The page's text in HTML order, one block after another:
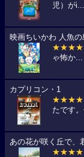
児）がi...
映画ちいかわ 人魚の
★★★★
ゃ怖か...
カプリコン・1
★★★★
たです。
あの花が咲く丘で、